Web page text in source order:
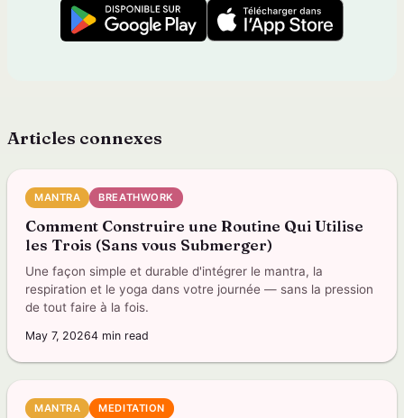
Articles connexes
MANTRA BREATHWORK
Comment Construire une Routine Qui Utilise
les Trois (Sans vous Submerger)
Une façon simple et durable d'intégrer le mantra, la
respiration et le yoga dans votre journée — sans la pression
de tout faire à la fois.
May 7, 20264 min read
MANTRA MEDITATION